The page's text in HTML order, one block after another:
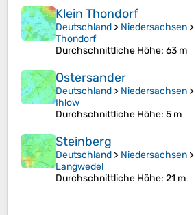
Klein Thondorf
Deutschland > Niedersachsen >
Thondorf
Durchschnittliche Höhe: 63 m
Ostersander
Deutschland > Niedersachsen >
Ihlow
Durchschnittliche Höhe: 5 m
Steinberg
Deutschland > Niedersachsen >
Langwedel
Durchschnittliche Höhe: 21 m